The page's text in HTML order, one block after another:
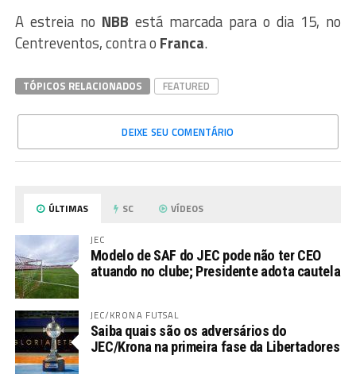
A estreia no NBB está marcada para o dia 15, no
Centreventos, contra o Franca.
TÓPICOS RELACIONADOS FEATURED
DEIXE SEU COMENTÁRIO
ÚLTIMAS SC VÍDEOS
JEC
Modelo de SAF do JEC pode não ter CEO
atuando no clube; Presidente adota cautela
JEC/KRONA FUTSAL
Saiba quais são os adversários do
JEC/Krona na primeira fase da Libertadores